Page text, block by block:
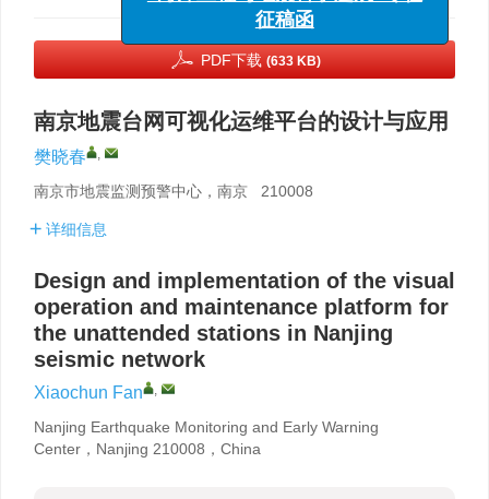
PDF下载 (633 KB)
南京地震台网可视化运维平台的设计与应用
樊晓春 ,
南京市地震监测预警中心，南京 210008
详细信息
Design and implementation of the visual
operation and maintenance platform for
the unattended stations in Nanjing
seismic network
Xiaochun Fan ,
Nanjing Earthquake Monitoring and Early Warning
Center，Nanjing 210008，China
征稿函